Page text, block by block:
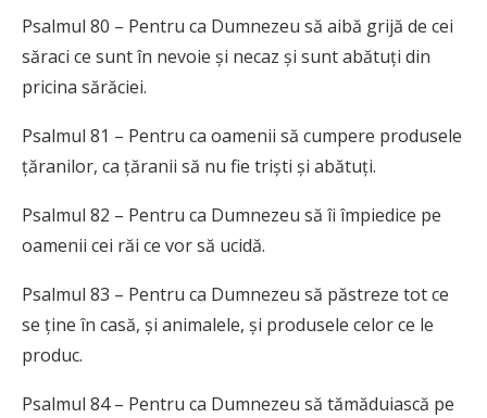
Psalmul 80 – Pentru ca Dumnezeu să aibă grijă de cei
săraci ce sunt în nevoie și necaz și sunt abătuți din
pricina sărăciei.
Psalmul 81 – Pentru ca oamenii să cumpere produsele
țăranilor, ca țăranii să nu fie triști și abătuți.
Psalmul 82 – Pentru ca Dumnezeu să îi împiedice pe
oamenii cei răi ce vor să ucidă.
Psalmul 83 – Pentru ca Dumnezeu să păstreze tot ce
se ține în casă, și animalele, și produsele celor ce le
produc.
Psalmul 84 – Pentru ca Dumnezeu să tămăduiască pe